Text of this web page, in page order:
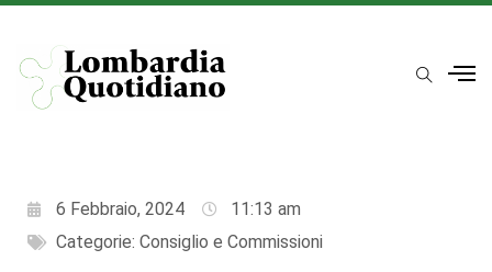
6 Febbraio, 2024
11:13 am
Categorie: Consiglio e Commissioni